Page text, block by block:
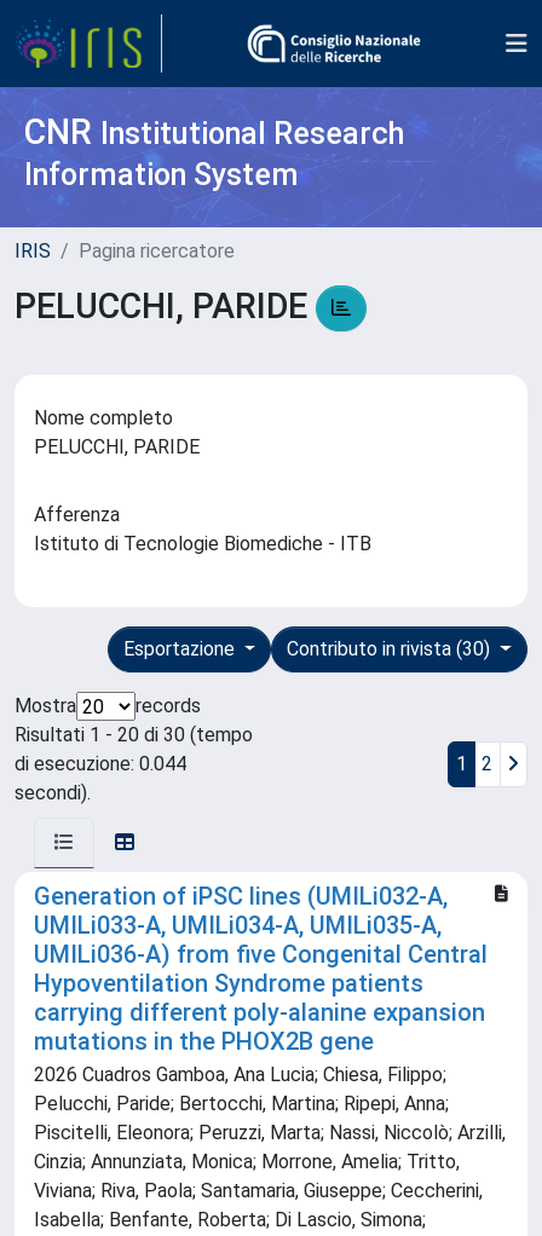
CNR Institutional Research
Information System
IRIS Pagina ricercatore
PELUCCHI, PARIDE
Nome completo
PELUCCHI, PARIDE
Afferenza
Istituto di Tecnologie Biomediche - ITB
Contributo in rivista (30)
Esportazione
Mostra
records
Risultati 1 - 20 di 30 (tempo
di esecuzione: 0.044
secondi).
1 2
Generation of iPSC lines (UMILi032-A,
UMILi033-A, UMILi034-A, UMILi035-A,
UMILi036-A) from five Congenital Central
Hypoventilation Syndrome patients
carrying different poly-alanine expansion
mutations in the PHOX2B gene
2026 Cuadros Gamboa, Ana Lucia; Chiesa, Filippo;
Pelucchi, Paride; Bertocchi, Martina; Ripepi, Anna;
Piscitelli, Eleonora; Peruzzi, Marta; Nassi, Niccolò; Arzilli,
Cinzia; Annunziata, Monica; Morrone, Amelia; Tritto,
Viviana; Riva, Paola; Santamaria, Giuseppe; Ceccherini,
Isabella; Benfante, Roberta; Di Lascio, Simona;